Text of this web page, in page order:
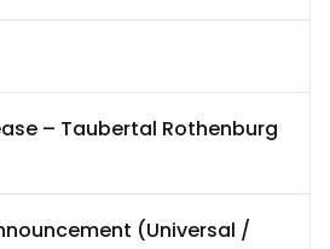
– Taubertal Rothenburg
(Universal /